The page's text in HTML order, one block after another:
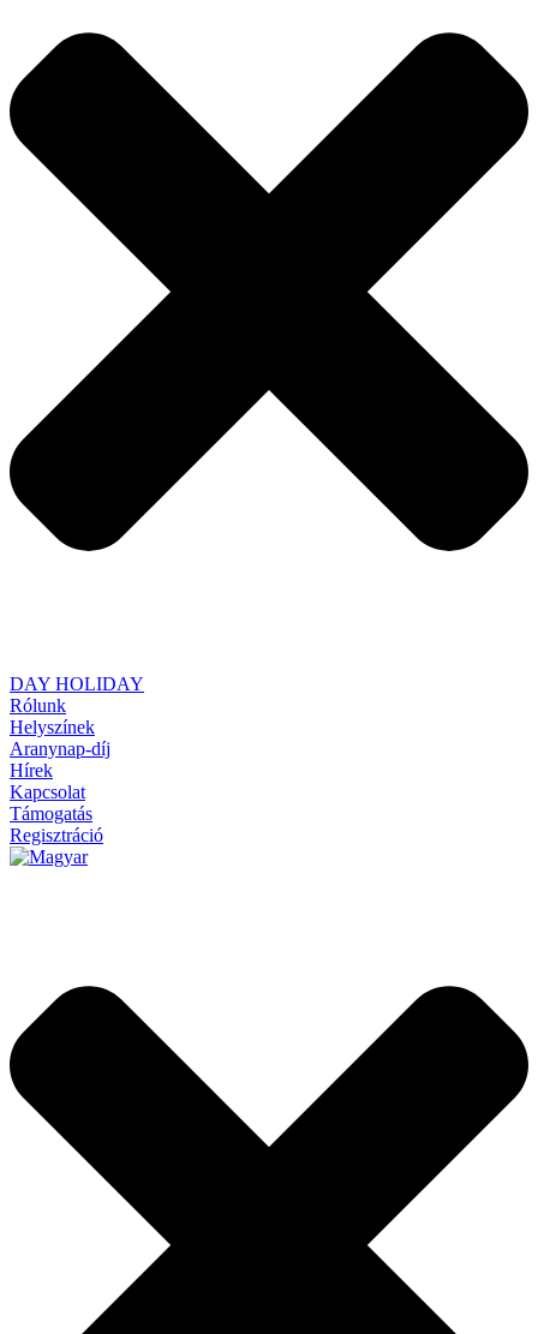
DAY HOLIDAY
Rólunk
Helyszínek
Aranynap-díj
Hírek
Kapcsolat
Támogatás
Regisztráció